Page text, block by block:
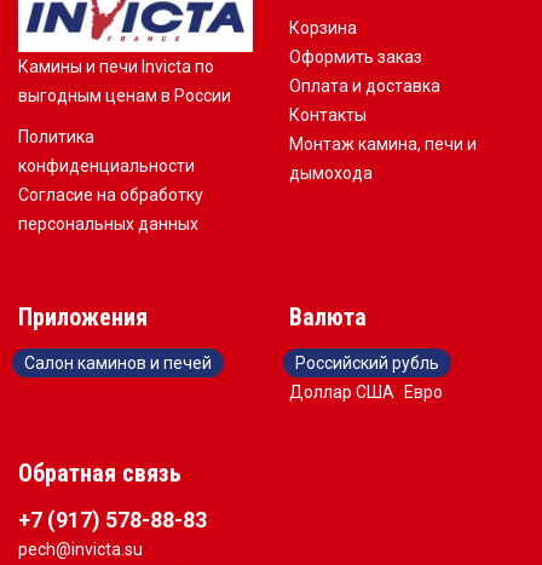
Камины и печи Invicta по
выгодным ценам в России
Политика
конфиденциальности
Согласие на обработку
персональных данных
Корзина
Оформить заказ
Оплата и доставка
Контакты
Монтаж камина, печи и
дымохода
Приложения
Салон каминов и печей
Валюта
Российский рубль
Доллар США
Евро
Обратная связь
+7 (917) 578-88-83
pech@invicta.su